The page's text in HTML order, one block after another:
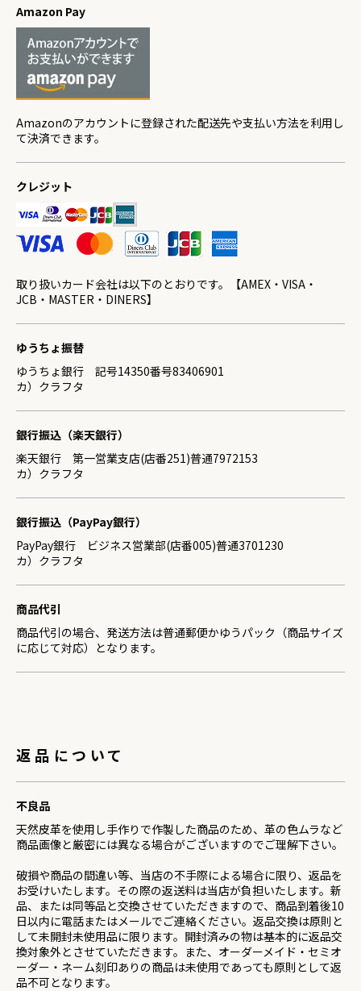
Amazon Pay
Amazonのアカウントに登録された配送先や支払い方法を利用し
て決済できます。
クレジット
取り扱いカード会社は以下のとおりです。【AMEX・VISA・
JCB・MASTER・DINERS】
ゆうちょ振替
ゆうちょ銀行 記号14350番号83406901
カ）クラフタ
銀行振込（楽天銀行）
楽天銀行 第一営業支店(店番251)普通7972153
カ）クラフタ
銀行振込（PayPay銀行）
PayPay銀行 ビジネス営業部(店番005)普通3701230
カ）クラフタ
商品代引
商品代引の場合、発送方法は普通郵便かゆうパック（商品サイズ
に応じて対応）となります。
返品について
不良品
天然皮革を使用し手作りで作製した商品のため、革の色ムラなど
商品画像と厳密には異なる場合がございますのでご理解下さい。
破損や商品の間違い等、当店の不手際による場合に限り、返品を
お受けいたします。その際の返送料は当店が負担いたします。新
品、または同等品と交換させていただきますので、商品到着後10
日以内に電話またはメールでご連絡ください。返品交換は原則と
して未開封未使用品に限ります。開封済みの物は基本的に返品交
換対象外とさせていただきます。また、オーダーメイド・セミオ
ーダー・ネーム刻印ありの商品は未使用であっても原則として返
品不可となります。